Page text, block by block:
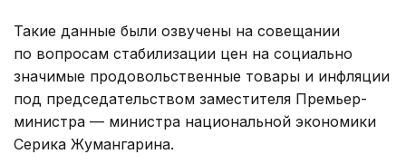
Такие данные были озвучены на совещании
по вопросам стабилизации цен на социально
значимые продовольственные товары и инфляции
под председательством заместителя Премьер-
министра — министра национальной экономики
Серика Жумангарина.